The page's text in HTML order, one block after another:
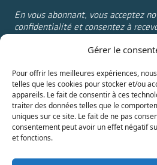
Gérer le
Pour offrir les meilleures expériences,
telles que les cookies pour stocker et/ou
appareils. Le fait de consentir à ces
traiter des données telles que le
uniques sur ce site. Le fait de ne pas
consentement peut avoir un effet négatif
et fonctions.
En vous abonnant, vous acceptez
confidentialité et consentez à
aline.cantat@univ-st-
etienne.fr
julie.rolland@univ-st-
etienne.fr